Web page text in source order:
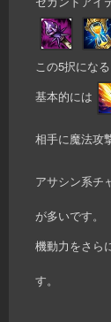
この5択にな
基本的には
相手に魔法攻
アサシン系チ
が多いです。
機動力をさら
す。